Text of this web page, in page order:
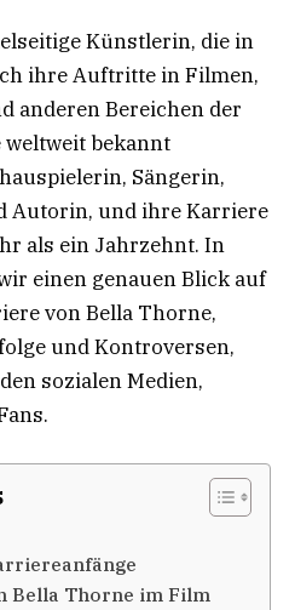
Künstlerin, die in
ihre Auftritte in Filmen,
anderen Bereichen der
bekannt
Sängerin,
Autorin, und ihre Karriere
als ein Jahrzehnt. In
einen genauen Blick auf
von Bella Thorne,
und Kontroversen,
sozialen Medien,
Bella Thorne im Film